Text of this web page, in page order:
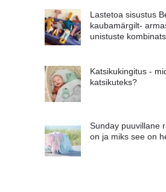
Lastetoa sisustus
kaubamärgilt-
unistuste
Katsikukingitus -
katsikuteks?
Sunday puuvillane
on ja miks see on